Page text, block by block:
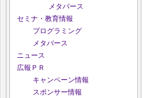
メタバース
セミナ・教育情報
プログラミング
メタバース
ニュース
広報ＰＲ
キャンペーン情報
スポンサー情報